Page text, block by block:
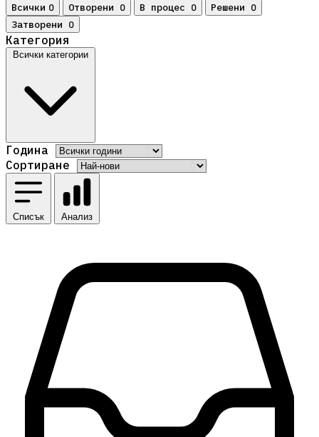
Всички 0 Отворени 0 В процес 0 Решени 0
Затворени 0
Категория
Всички категории
Година
Сортиране
Списък Анализ